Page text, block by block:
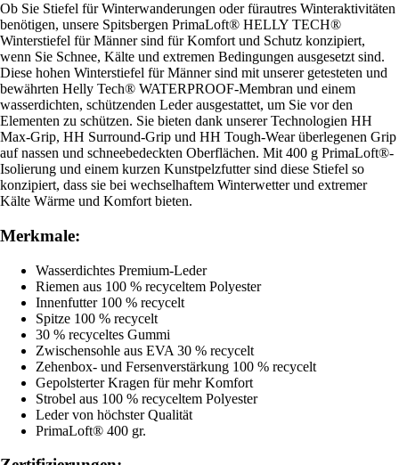
Ob Sie Stiefel für Winterwanderungen oder fürautres Winteraktivitäten
benötigen, unsere Spitsbergen PrimaLoft® HELLY TECH®
Winterstiefel für Männer sind für Komfort und Schutz konzipiert,
wenn Sie Schnee, Kälte und extremen Bedingungen ausgesetzt sind.
Diese hohen Winterstiefel für Männer sind mit unserer getesteten und
bewährten Helly Tech® WATERPROOF-Membran und einem
wasserdichten, schützenden Leder ausgestattet, um Sie vor den
Elementen zu schützen. Sie bieten dank unserer Technologien HH
Max-Grip, HH Surround-Grip und HH Tough-Wear überlegenen Grip
auf nassen und schneebedeckten Oberflächen. Mit 400 g PrimaLoft®-
Isolierung und einem kurzen Kunstpelzfutter sind diese Stiefel so
konzipiert, dass sie bei wechselhaftem Winterwetter und extremer
Kälte Wärme und Komfort bieten.
Merkmale:
Wasserdichtes Premium-Leder
Riemen aus 100 % recyceltem Polyester
Innenfutter 100 % recycelt
Spitze 100 % recycelt
30 % recyceltes Gummi
Zwischensohle aus EVA 30 % recycelt
Zehenbox- und Fersenverstärkung 100 % recycelt
Gepolsterter Kragen für mehr Komfort
Strobel aus 100 % recyceltem Polyester
Leder von höchster Qualität
PrimaLoft® 400 gr.